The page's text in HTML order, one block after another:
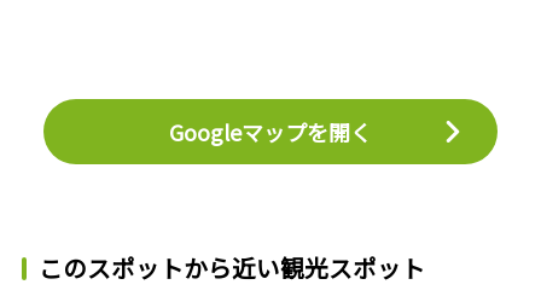
Googleマップを開く
このスポットから近い観光スポット